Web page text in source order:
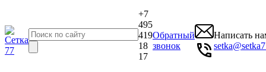
+7
495
419
18
17
Обратный
звонок
Написать